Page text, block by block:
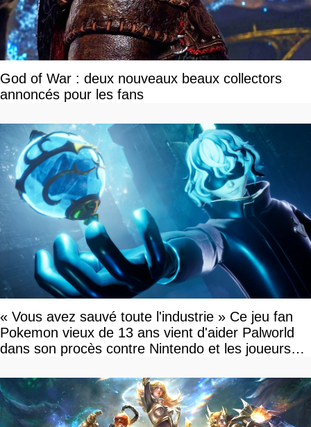
God of War : deux nouveaux beaux collectors
annoncés pour les fans
« Vous avez sauvé toute l'industrie » Ce jeu fan
Pokemon vieux de 13 ans vient d'aider Palworld
dans son procès contre Nintendo et les joueurs